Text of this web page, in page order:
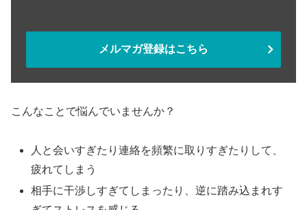
メルマガ登録はこちら
こんなことで悩んでいませんか？
人と会いすぎたり連絡を頻繁に取りすぎたりして、
疲れてしまう
相手に干渉しすぎてしまったり、逆に踏み込まれす